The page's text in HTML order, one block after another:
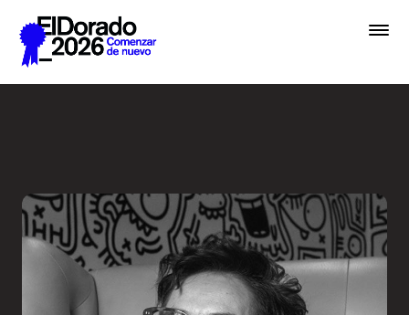
Saltar al contenido principal
Academias